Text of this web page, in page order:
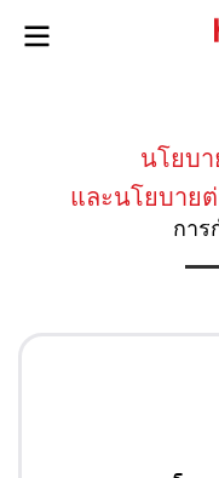
นโยบ
และนโยบาย
การ